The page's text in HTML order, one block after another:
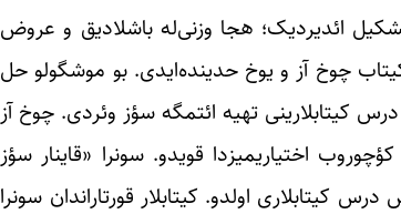
ائدیردیک؛ هجا وزنی‌له باشلادیق و عروض
کیتاب چوخ آز و یوخ حدینده‌ایدی. بو موشگولو حل
کیتابلارینی تهیه ائتمگه سؤز وئردی. چوخ آز
اختیاریمیزدا قویدو. سونرا «قاینار سؤز
اولدو. کیتابلار قورتاراندان سونرا